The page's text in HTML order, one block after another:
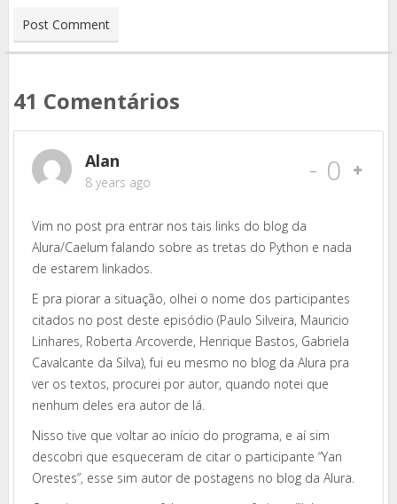
41 Comentários
Alan
8 years ago - 0
Vim no post pra entrar nos tais links do blog da
Alura/Caelum falando sobre as tretas do Python e nada
de estarem linkados.
E pra piorar a situação, olhei o nome dos participantes
citados no post deste episódio (Paulo Silveira, Mauricio
Linhares, Roberta Arcoverde, Henrique Bastos, Gabriela
Cavalcante da Silva), fui eu mesmo no blog da Alura pra
ver os textos, procurei por autor, quando notei que
nenhum deles era autor de lá.
Nisso tive que voltar ao início do programa, e aí sim
descobri que esqueceram de citar o participante “Yan
Orestes”, esse sim autor de postagens no blog da Alura.